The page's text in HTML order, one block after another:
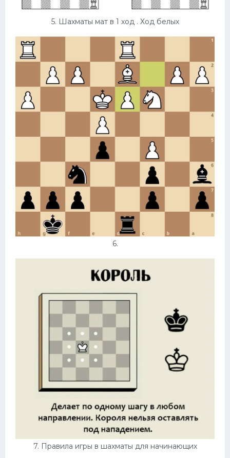
5. Шахматы мат в 1 ход . Ход белых
6.
7. Правила игры в шахматы для начинающих